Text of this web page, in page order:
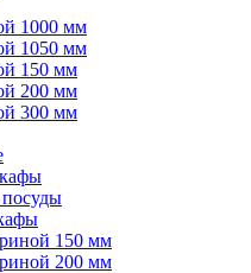
1000 мм
1050 мм
150 мм
200 мм
300 мм
150 мм
200 мм